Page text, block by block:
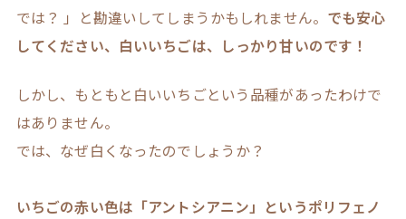
では？ 」と勘違いしてしまうかもしれません。 でも安心
してください、白いいちごは、しっかり甘いのです！
しかし、もともと白いいちごという品種があったわけで
はありません。
では、なぜ白くなったのでしょうか？
いちごの赤い色は「アントシアニン」というポリフェノ